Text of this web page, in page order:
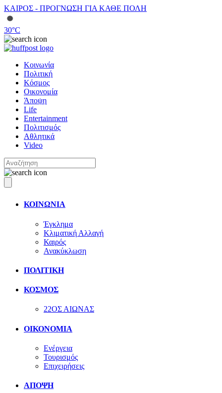
ΚΑΙΡΟΣ - ΠΡΟΓΝΩΣΗ ΓΙΑ ΚΑΘΕ ΠΟΛΗ
30°C
Κοινωνία
Πολιτική
Κόσμος
Οικονομία
Άποψη
Life
Entertainment
Πολιτισμός
Αθλητικά
Video
ΚΟΙΝΩΝΙΑ
Έγκλημα
Κλιματική Αλλαγή
Καιρός
Ανακύκλωση
ΠΟΛΙΤΙΚΗ
ΚΟΣΜΟΣ
22ΟΣ ΑΙΩΝΑΣ
ΟΙΚΟΝΟΜΙΑ
Ενέργεια
Τουρισμός
Επιχειρήσεις
ΑΠΟΨΗ